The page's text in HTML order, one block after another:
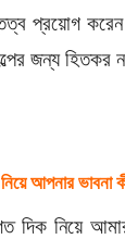
প্রয়োগ করেন
জন্য হিতকর
আপনার ভাবনা
দিক নিয়ে